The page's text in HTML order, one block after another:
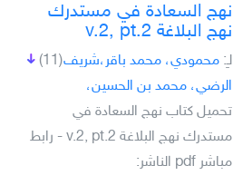
نهج السعادة في مستدرك
نهج البلاغة v.2, pt.2
(11) لـِ: محمودي، محمد باقر،شريف
الرضي، محمد بن الحسين،
تحميل كتاب نهج السعادة في
مستدرك نهج البلاغة v.2, pt.2 - رابط
مباشر pdf الناشر: